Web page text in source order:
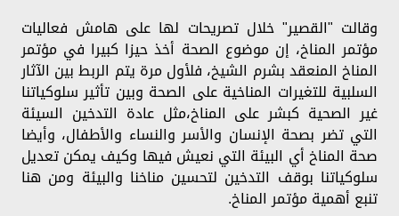
وقالت "القصير" خلال تصريحات لها على هامش فعاليات
مؤتمر المناخ، إن موضوع الصحة أخذ حيزا كبيرا في مؤتمر
المناخ المنعقد بشرم الشيخ، فلأول مرة يتم الربط بين الآثار
السلبية للتغيرات المناخية على الصحة وبين تأثير سلوكياتنا
غير الصحية كبشر على المناخ،مثل عادة التدخين السيئة
التي تضر بصحة الإنسان والأسر والنساء والأطفال، وأيضا
صحة المناخ أي البيئة التي نعيش فيها وكيف يمكن تعديل
سلوكياتنا بوقف التدخين لتحسين مناخنا والبيئة ومن هنا
تنبع أهمية مؤتمر المناخ.